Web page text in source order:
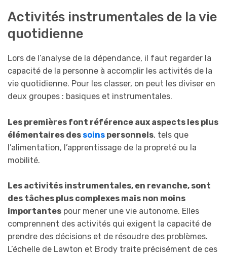
Activités instrumentales de la vie
quotidienne
Lors de l’analyse de la dépendance, il faut regarder la
capacité de la personne à accomplir les activités de la
vie quotidienne. Pour les classer, on peut les diviser en
deux groupes : basiques et instrumentales.
Les premières font référence aux aspects les plus
élémentaires des soins personnels, tels que
l’alimentation, l’apprentissage de la propreté ou la
mobilité.
Les activités instrumentales, en revanche, sont
des tâches plus complexes mais non moins
importantes pour mener une vie autonome. Elles
comprennent des activités qui exigent la capacité de
prendre des décisions et de résoudre des problèmes.
L’échelle de Lawton et Brody traite précisément de ces